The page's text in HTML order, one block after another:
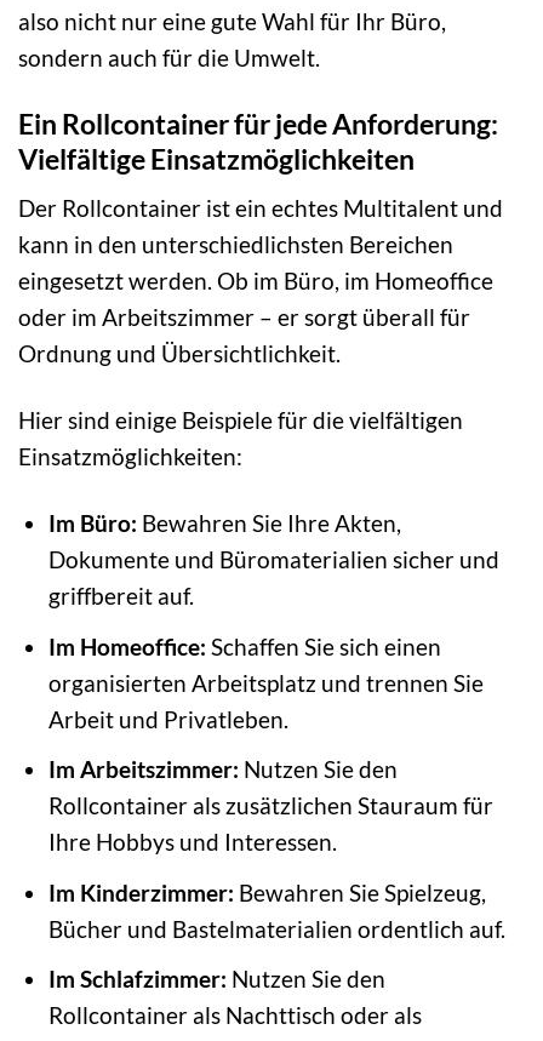
also nicht nur eine gute Wahl für Ihr Büro,
sondern auch für die Umwelt.
Ein Rollcontainer für jede Anforderung:
Vielfältige Einsatzmöglichkeiten
Der Rollcontainer ist ein echtes Multitalent und
kann in den unterschiedlichsten Bereichen
eingesetzt werden. Ob im Büro, im Homeoffice
oder im Arbeitszimmer – er sorgt überall für
Ordnung und Übersichtlichkeit.
Hier sind einige Beispiele für die vielfältigen
Einsatzmöglichkeiten:
Im Büro: Bewahren Sie Ihre Akten,
Dokumente und Büromaterialien sicher und
griffbereit auf.
Im Homeoffice: Schaffen Sie sich einen
organisierten Arbeitsplatz und trennen Sie
Arbeit und Privatleben.
Im Arbeitszimmer: Nutzen Sie den
Rollcontainer als zusätzlichen Stauraum für
Ihre Hobbys und Interessen.
Im Kinderzimmer: Bewahren Sie Spielzeug,
Bücher und Bastelmaterialien ordentlich auf.
Im Schlafzimmer: Nutzen Sie den
Rollcontainer als Nachttisch oder als